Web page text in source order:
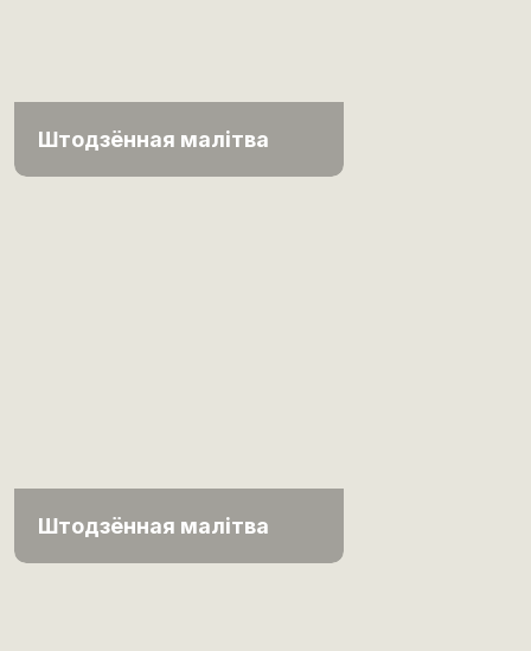
Штодзённая малітва
Штодзённая малітва